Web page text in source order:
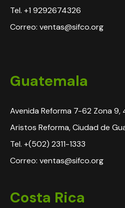
Tel. +1 9292674326
Correo: ventas@sifco.org
Guatemala
Avenida Reforma 7-62 Zona 9,
Aristos Reforma, Ciudad de
Tel. +(502) 2311-1333
Correo: ventas@sifco.org
Costa Rica